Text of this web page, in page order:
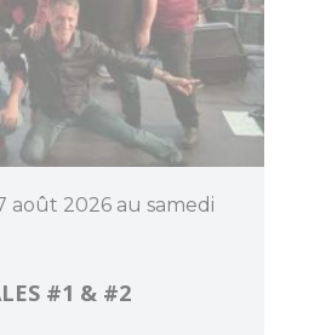
Agenda
août 2026 au samedi
#1 & #2